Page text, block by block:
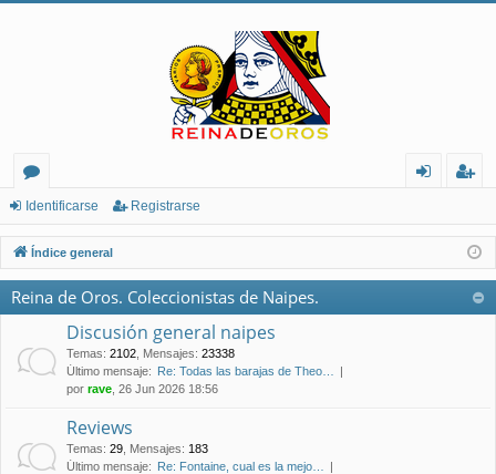
or
os
nt
ifi
ist
ra
Identificarse Registrarse
Índice general
Reina de Oros. Coleccionistas de Naipes.
Discusión general naipes
Temas: 2102 Mensajes: 23338
Último mensaje: Re: Todas las barajas de Theo…
por rave , 26 Jun 2026 18:56
Reviews
Temas: 29 Mensajes: 183
Último mensaje: Re: Fontaine, cual es la mejo…